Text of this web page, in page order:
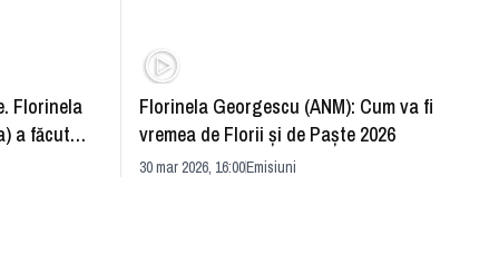
Florinela
a făcut
Florinela Georgescu (ANM): Cum va fi
vremea de Florii și de Paște 2026
30 mar 2026, 16:00Emisiuni